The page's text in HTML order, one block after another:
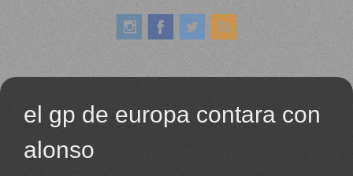
el gp de europa contara con
alonso